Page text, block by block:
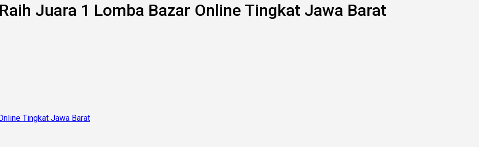
Juara 1 Lomba Bazar Online Tingkat Jawa Barat